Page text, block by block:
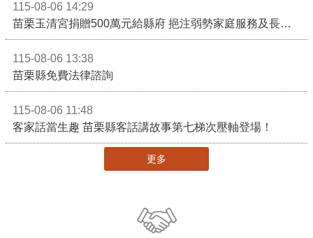
115-08-06 14:29
苗栗玉清宮捐贈500萬元給縣府 挹注弱勢家庭服務及長照醫療資源
115-08-06 13:38
苗栗縣免費法律諮詢
115-08-06 11:48
客家話當生趣 苗栗縣客話講故事第七梯次壓軸登場！
更多